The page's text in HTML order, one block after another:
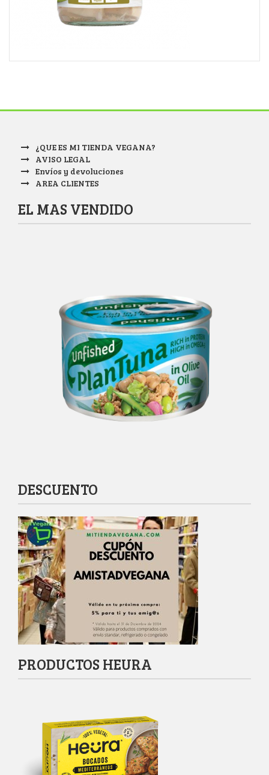
¿QUE ES MI TIENDA VEGANA?
AVISO LEGAL
Envíos y devoluciones
AREA CLIENTES
EL MAS VENDIDO
DESCUENTO
PRODUCTOS HEURA